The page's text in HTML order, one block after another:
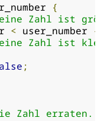
{
Zahl ist
< user_number {
Zahl ist
;
Zahl erraten.